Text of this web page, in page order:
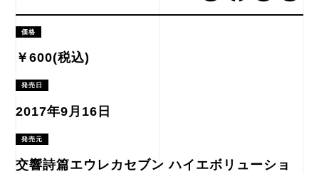
価格
￥600(税込)
発売日
2017年9月16日
発売元
交響詩篇エウレカセブン ハイエボリューショ